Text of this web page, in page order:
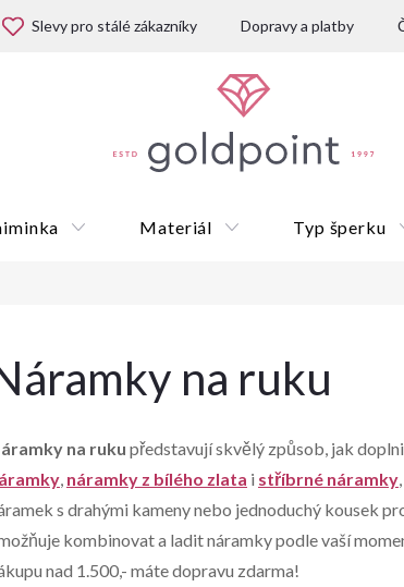
Slevy pro stálé zákazníky Dopravy a platby
Materiál Typ šperku
na ruku
na ruku představují skvělý způsob, jak
, náramky z bílého zlata i stříbrné náramky
s drahými kameny nebo jednoduchý kousek
kombinovat a ladit náramky podle vaší
nad 1.500,- máte dopravu zdarma!